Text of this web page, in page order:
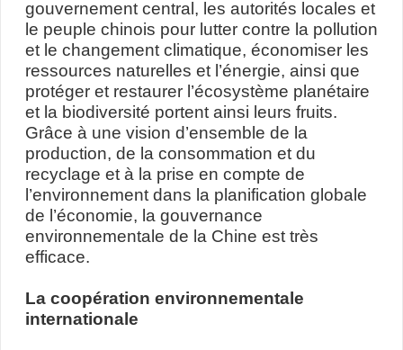
gouvernement central, les autorités locales et
le peuple chinois pour lutter contre la pollution
et le changement climatique, économiser les
ressources naturelles et l’énergie, ainsi que
protéger et restaurer l’écosystème planétaire
et la biodiversité portent ainsi leurs fruits.
Grâce à une vision d’ensemble de la
production, de la consommation et du
recyclage et à la prise en compte de
l’environnement dans la planification globale
de l’économie, la gouvernance
environnementale de la Chine est très
efficace.
La coopération environnementale
internationale